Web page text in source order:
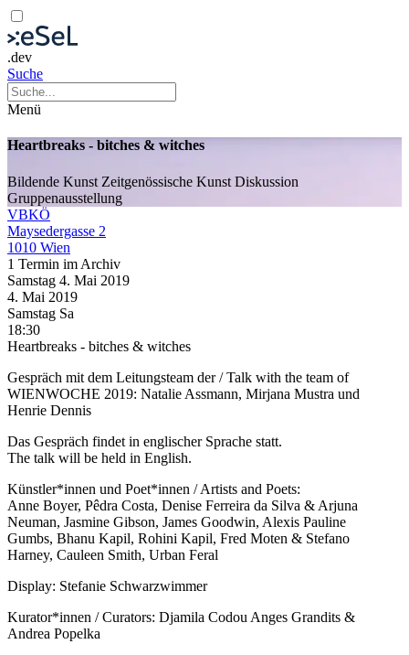
.dev
Suche
Menü
Heartbreaks - bitches & witches
Bildende Kunst Zeitgenössische Kunst Diskussion
Gruppenausstellung
VBKÖ
Maysedergasse 2
1010 Wien
1 Termin im Archiv
Samstag 4. Mai 2019
4. Mai 2019
Samstag Sa
18:30
Heartbreaks - bitches & witches
Gespräch mit dem Leitungsteam der / Talk with the team of
WIENWOCHE 2019: Natalie Assmann, Mirjana Mustra und
Henrie Dennis
Das Gespräch findet in englischer Sprache statt.
The talk will be held in English.
Künstler*innen und Poet*innen / Artists and Poets:
Anne Boyer, Pêdra Costa, Denise Ferreira da Silva & Arjuna
Neuman, Jasmine Gibson, James Goodwin, Alexis Pauline
Gumbs, Bhanu Kapil, Rohini Kapil, Fred Moten & Stefano
Harney, Cauleen Smith, Urban Feral
Display: Stefanie Schwarzwimmer
Kurator*innen / Curators: Djamila Codou Anges Grandits &
Andrea Popelka